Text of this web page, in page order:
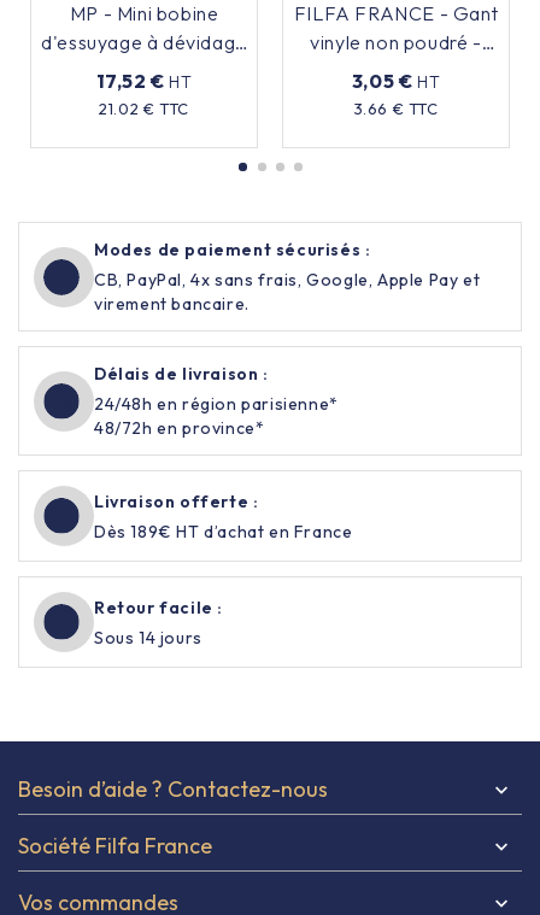
MP - Mini bobine
d'essuyage à dévidage
central - 2 plis - x9
17,52 € HT
21.02 € TTC
Prix
FILFA FRANCE - Gant
vinyle non poudré -
Transparent - Taille L -
x100
3,05 € HT
3.66 € TTC
Prix
Modes de paiement sécurisés :
CB, PayPal, 4x sans frais, Google, Apple Pay et
virement bancaire.
Délais de livraison :
24/48h en région parisienne*
48/72h en province*
Livraison offerte :
Dès 189€ HT d’achat en France
Retour facile :
Sous 14 jours
Besoin d’aide ? Contactez-nous 
Société Filfa France 
Vos commandes 